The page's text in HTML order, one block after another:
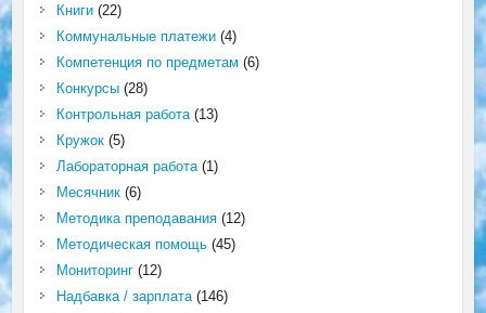
Книги(22)
Коммунальные платежи(4)
Компетенция по предметам (6)
Конкурсы(28)
Контрольная работа(13)
Кружок(5)
Лабораторная работа(1)
Месячник(6)
Методика преподавания(12)
Методическая помощь(45)
Мониторинг(12)
Надбавка / зарплата(146)